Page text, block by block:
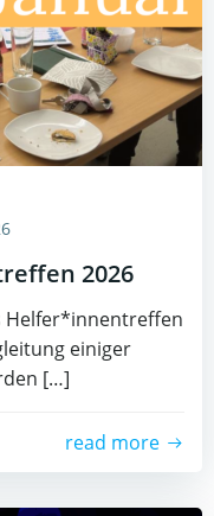
2026
Helfer*innentreffen
einiger
[…]
read more